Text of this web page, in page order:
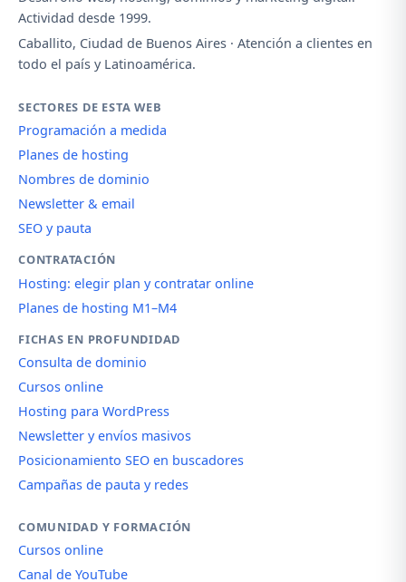
Actividad desde 1999.
Caballito, Ciudad de Buenos Aires · Atención a clientes en
todo el país y Latinoamérica.
SECTORES DE ESTA WEB
Programación a medida
Planes de hosting
Nombres de dominio
Newsletter & email
SEO y pauta
CONTRATACIÓN
Hosting: elegir plan y contratar online
Planes de hosting M1–M4
FICHAS EN PROFUNDIDAD
Consulta de dominio
Cursos online
Hosting para WordPress
Newsletter y envíos masivos
Posicionamiento SEO en buscadores
Campañas de pauta y redes
COMUNIDAD Y FORMACIÓN
Cursos online
Canal de YouTube